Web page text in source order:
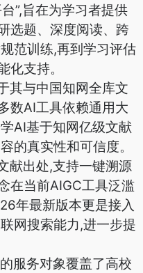
”,旨在为学习者提供
选题、深度阅读、跨
范训练,再到学习评估
化支持。
其与中国知网全库文
数AI工具依赖通用大
AI基于知网亿级文献
的真实性和可信度。
献出处,支持一键溯源
在当前AIGC工具泛滥
年最新版本更是接入
网搜索能力,进一步提
服务对象覆盖了高校